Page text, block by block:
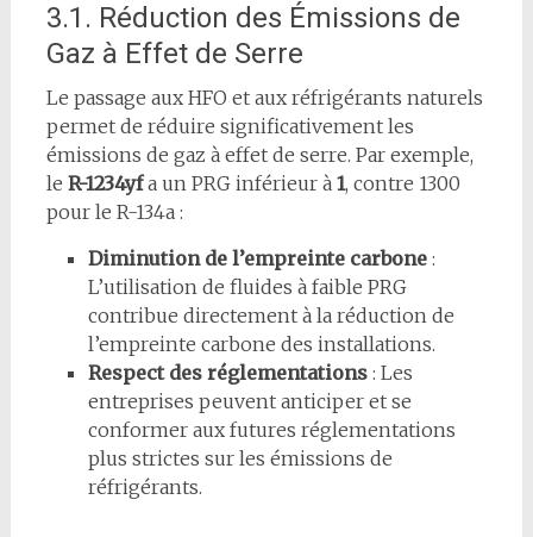
3.1. Réduction des Émissions de
Gaz à Effet de Serre
Le passage aux HFO et aux réfrigérants naturels
permet de réduire significativement les
émissions de gaz à effet de serre. Par exemple,
le R-1234yfa un PRG inférieur à 1, contre 1300
pour le R-134a :
Diminution de l’empreinte carbone:
L’utilisation de fluides à faible PRG
contribue directement à la réduction de
l’empreinte carbone des installations.
Respect des réglementations: Les
entreprises peuvent anticiper et se
conformer aux futures réglementations
plus strictes sur les émissions de
réfrigérants.